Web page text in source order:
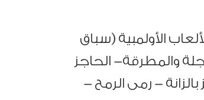
أولمبية للألعاب الأولمبية (سباق
والمطرقة- الحاجز
- رمى الرمح -